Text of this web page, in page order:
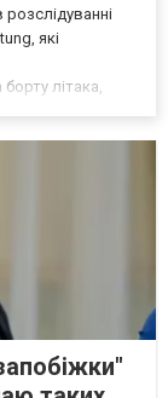
які
літака,